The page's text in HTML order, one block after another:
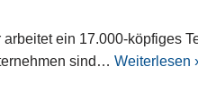
arbeitet ein 17.000-köpfiges
sind… Weiterlesen